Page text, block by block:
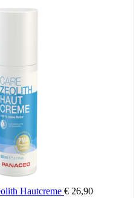
Hautcreme € 26,90